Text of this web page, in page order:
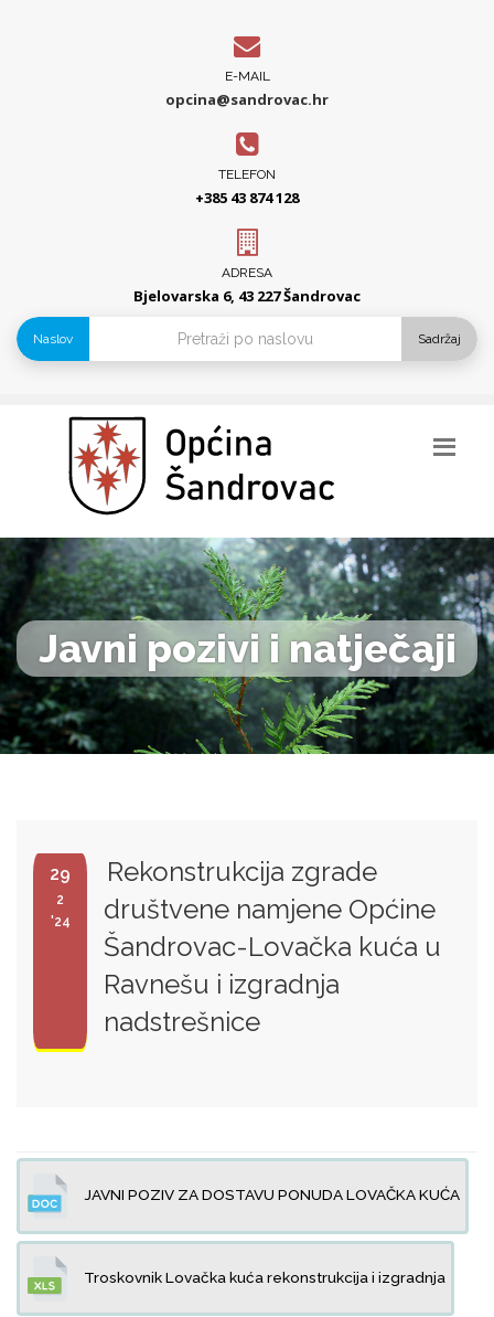
E-MAIL
opcina@sandrovac.hr
TELEFON
+385 43 874 128
ADRESA
Bjelovarska 6, 43 227 Šandrovac
Naslov Sadržaj
Javni pozivi i natječaji
29
2
'24
Rekonstrukcija zgrade
društvene namjene Općine
Šandrovac-Lovačka kuća u
Ravnešu i izgradnja
nadstrešnice
JAVNI POZIV ZA DOSTAVU PONUDA LOVAČKA KUĆA
Troskovnik Lovačka kuća rekonstrukcija i izgradnja